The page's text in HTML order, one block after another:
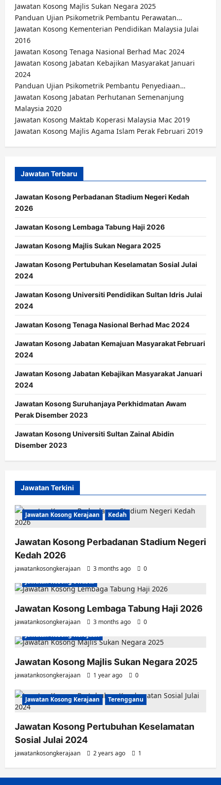
Jawatan Kosong Majlis Sukan Negara 2025
Panduan Ujian Psikometrik Pembantu Perawatan…
Jawatan Kosong Kementerian Pendidikan Malaysia Julai
2016
Jawatan Kosong Tenaga Nasional Berhad Mac 2024
Jawatan Kosong Jabatan Kebajikan Masyarakat Januari
2024
Panduan Ujian Psikometrik Pembantu Penyediaan…
Jawatan Kosong Jabatan Perhutanan Semenanjung
Malaysia 2020
Jawatan Kosong Maktab Koperasi Malaysia Mac 2019
Jawatan Kosong Majlis Agama Islam Perak Februari 2019
Jawatan Terbaru
Jawatan Kosong Perbadanan Stadium Negeri Kedah
2026
Jawatan Kosong Lembaga Tabung Haji 2026
Jawatan Kosong Majlis Sukan Negara 2025
Jawatan Kosong Pertubuhan Keselamatan Sosial Julai
2024
Jawatan Kosong Universiti Pendidikan Sultan Idris Julai
2024
Jawatan Kosong Tenaga Nasional Berhad Mac 2024
Jawatan Kosong Jabatan Kemajuan Masyarakat Februari
2024
Jawatan Kosong Jabatan Kebajikan Masyarakat Januari
2024
Jawatan Kosong Suruhanjaya Perkhidmatan Awam
Perak Disember 2023
Jawatan Kosong Universiti Sultan Zainal Abidin
Disember 2023
Jawatan Terkini
Jawatan Kosong Kerajaan Kedah
Jawatan Kosong Perbadanan Stadium Negeri
Kedah 2026
jawatankosongkerajaan 3 months ago
0
Jawatan Kosong Swasta
Jawatan Kosong Lembaga Tabung Haji 2026
jawatankosongkerajaan 3 months ago
0
Jawatan Kosong Kerajaan
Jawatan Kosong Majlis Sukan Negara 2025
jawatankosongkerajaan 1 year ago 0
Jawatan Kosong Kerajaan Terengganu
Jawatan Kosong Pertubuhan Keselamatan
Sosial Julai 2024
jawatankosongkerajaan 2 years ago 1